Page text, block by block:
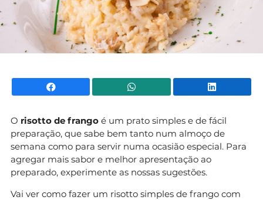
Facebook WhatsApp
O risotto de frango é um prato simples e de fácil
preparação, que sabe bem tanto num almoço de
semana como para servir numa ocasião especial. Para
agregar mais sabor e melhor apresentação ao
preparado, experimente as nossas sugestões.
Vai ver como fazer um risotto simples de frango com